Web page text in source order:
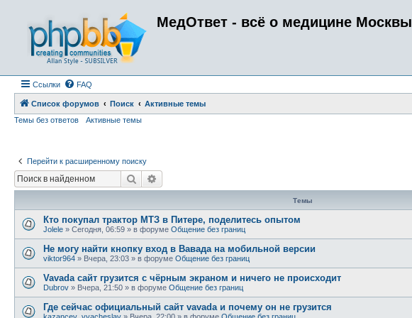
МедОтвет - всё о медицине Москвы
Ссылки FAQ
Список форумов Поиск
Активные темы
Темы без ответов
Активные темы
Перейти к расширенному поиску
Поиск
Темы
Кто покупал трактор МТЗ в Питере, поделитесь опытом
Jolele » Сегодня, 06:59 » в форуме Общение без границ
Не могу найти кнопку вход в Вавада на мобильной версии
viktor964 » Вчера, 23:03 » в форуме Общение без границ
Vavada сайт грузится с чёрным экраном и ничего не происходит
Dubrov » Вчера, 21:50 » в форуме Общение без границ
Где сейчас официальный сайт vavada и почему он не грузится
kazancev_vyacheslav » Вчера, 22:00 » в форуме Общение без границ